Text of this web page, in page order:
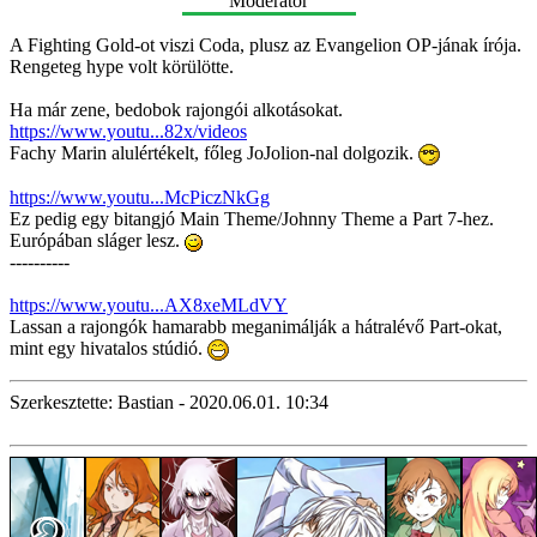
A Fighting Gold-ot viszi Coda, plusz az Evangelion OP-jának írója.
Rengeteg hype volt körülötte.
Ha már zene, bedobok rajongói alkotásokat.
https://www.youtu...82x/videos
Fachy Marin alulértékelt, főleg JoJolion-nal dolgozik.
https://www.youtu...McPiczNkGg
Ez pedig egy bitangjó Main Theme/Johnny Theme a Part 7-hez.
Európában sláger lesz.
----------
https://www.youtu...AX8xeMLdVY
Lassan a rajongók hamarabb meganimálják a hátralévő Part-okat,
mint egy hivatalos stúdió.
Szerkesztette: Bastian - 2020.06.01. 10:34